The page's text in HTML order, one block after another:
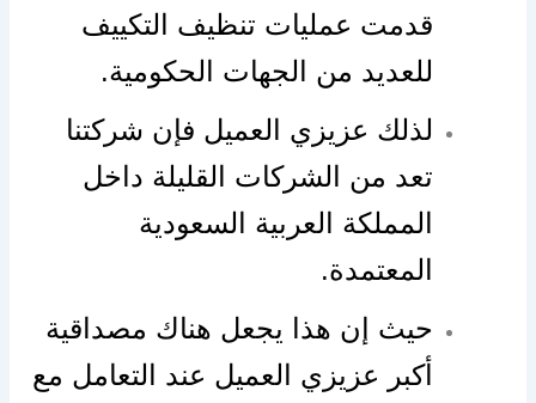
قدمت عمليات تنظيف التكييف
للعديد من الجهات الحكومية.
لذلك عزيزي العميل فإن شركتنا
تعد من الشركات القليلة داخل
المملكة العربية السعودية
المعتمدة.
حيث إن هذا يجعل هناك مصداقية
أكبر عزيزي العميل عند التعامل مع